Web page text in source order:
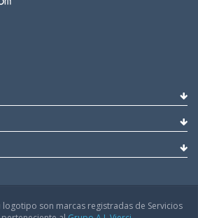
son marcas registradas de Servicios